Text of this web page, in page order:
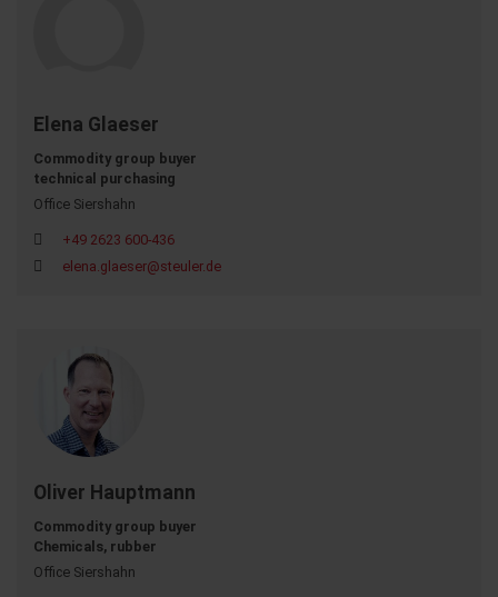
Elena Glaeser
Commodity group buyer
technical purchasing
Office Siershahn
+49 2623 600-436
elena.glaeser@steuler.de
Oliver Hauptmann
Commodity group buyer
Chemicals, rubber
Office Siershahn